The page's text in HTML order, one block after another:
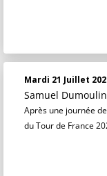
Mardi 21 Juillet
Samuel Dumoulin
Après une journée
du Tour de France